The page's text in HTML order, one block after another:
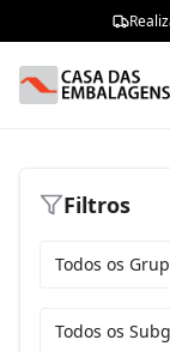
Filtros
Todos os
Todos os